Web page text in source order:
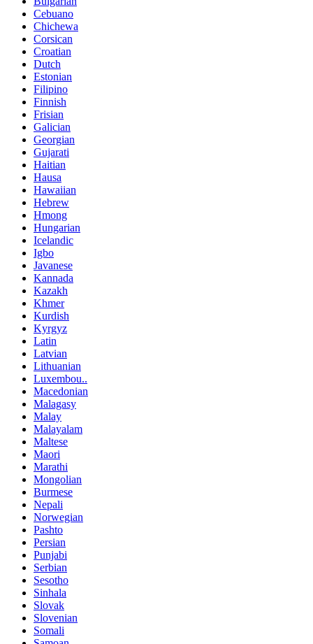
Cebuano
Chichewa
Corsican
Croatian
Dutch
Estonian
Filipino
Finnish
Frisian
Galician
Georgian
Gujarati
Haitian
Hausa
Hawaiian
Hebrew
Hmong
Hungarian
Icelandic
Igbo
Javanese
Kannada
Kazakh
Khmer
Kurdish
Kyrgyz
Latin
Latvian
Lithuanian
Luxembou..
Macedonian
Malagasy
Malay
Malayalam
Maltese
Maori
Marathi
Mongolian
Burmese
Nepali
Norwegian
Pashto
Persian
Punjabi
Serbian
Sesotho
Sinhala
Slovak
Slovenian
Somali